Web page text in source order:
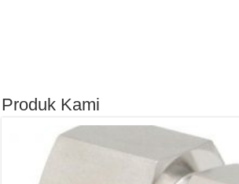
Produk Kami